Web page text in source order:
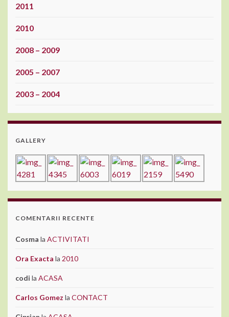
2011
2010
2008 – 2009
2005 – 2007
2003 – 2004
GALLERY
COMENTARII RECENTE
Cosma la ACTIVITATI
Ora Exacta la 2010
codi la ACASA
Carlos Gomez la CONTACT